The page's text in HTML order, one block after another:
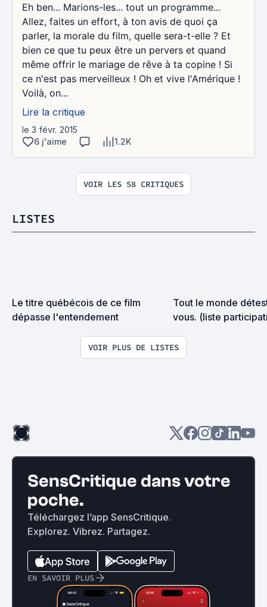
Eh ben... Marions-les... tout un programme...
Allez, faites un effort, à ton avis de quoi ça
parler, la morale du film, quelle sera-t-elle ? Et
bien ce que tu peux être un pervers et quand
même offrir le mariage de rêve à ta copine ! Si
ce n'est pas merveilleux ! Oh et vive l'Amérique !
Voilà, on...
Lire la critique
le 3 févr. 2015
6 j'aime
1.2K
VOIR LES 58 CRITIQUES
LISTES
Le titre québécois de ce film
dépasse l'entendement
Tout le monde
vous. (liste
VOIR PLUS DE LISTES
SensCritique dans votre
poche.
Téléchargez l’app SensCritique.
Explorez. Vibrez. Partagez.
EN SAVOIR PLUS